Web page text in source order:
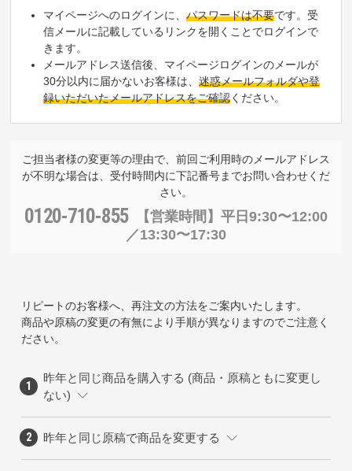
マイページへのログインに、パスワードは不要です。受
信メールに記載しているリンクを開くことでログインで
きます。
メールアドレス送信後、マイページログインのメールが
30分以内に届かないお客様は、迷惑メールフォルダや登
録いただいたメールアドレスをご確認ください。
ご担当者様の変更等の理由で、前回ご利用時のメールアドレス
が不明な場合は、受付時間内に下記番号までお問い合わせくだ
さい。
0120-710-855 【営業時間】 平日9:30〜12:00
／13:30〜17:30
リピートのお客様へ、再注文の方法をご案内いたします。
商品や原稿の変更の有無により手順が異なりますのでご注意く
ださい。
昨年と同じ商品を購入する (商品・原稿ともに変更し
ない)
昨年と同じ原稿で商品を変更する